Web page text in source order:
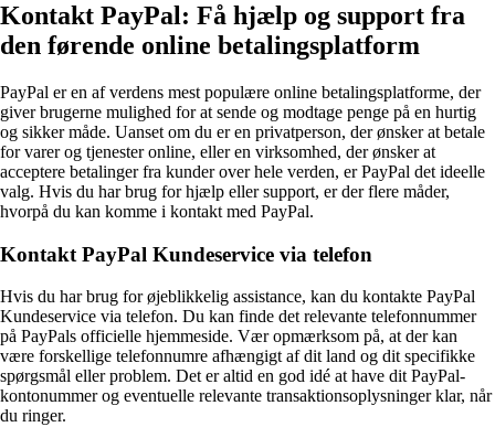
Kontakt PayPal: Få hjælp og support fra
den førende online betalingsplatform
PayPal er en af verdens mest populære online betalingsplatforme, der
giver brugerne mulighed for at sende og modtage penge på en hurtig
og sikker måde. Uanset om du er en privatperson, der ønsker at betale
for varer og tjenester online, eller en virksomhed, der ønsker at
acceptere betalinger fra kunder over hele verden, er PayPal det ideelle
valg. Hvis du har brug for hjælp eller support, er der flere måder,
hvorpå du kan komme i kontakt med PayPal.
Kontakt PayPal Kundeservice via telefon
Hvis du har brug for øjeblikkelig assistance, kan du kontakte PayPal
Kundeservice via telefon. Du kan finde det relevante telefonnummer
på PayPals officielle hjemmeside. Vær opmærksom på, at der kan
være forskellige telefonnumre afhængigt af dit land og dit specifikke
spørgsmål eller problem. Det er altid en god idé at have dit PayPal-
kontonummer og eventuelle relevante transaktionsoplysninger klar, når
du ringer.